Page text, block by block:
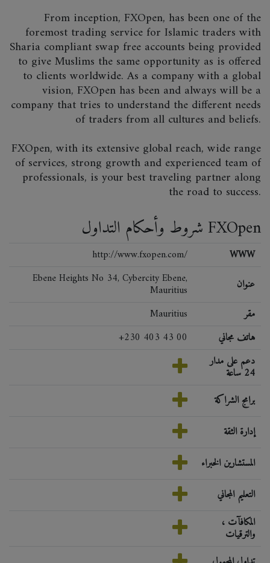
From inception, FXOpen, has been one of the
foremost trading service for Islamic traders with
Sharia compliant swap free accounts being provided
to give Muslims the same opportunity as is offered
to clients worldwide. As a company with a global
vision, FXOpen has been and always will be a
company that tries to understand the different needs
of traders from all cultures and beliefs.
FXOpen, with its extensive global reach, wide range
of services, strong growth and experienced team of
professionals, is your best traveling partner along
the road to success.
شروط وأحكام التداول FXOpen
http://www.fxopen.com/
WWW
Ebene Heights No 34, Cybercity Ebene,
Mauritius
عنوان
Mauritius
مقر
+230 403 43 00
هاتف مجاني
دعم على مدار
24 ساعة
برامج الشراكة
إدارة الثقة
المستشارين الخبراء
التعليم المجاني
المكافآت ،
والترقيات